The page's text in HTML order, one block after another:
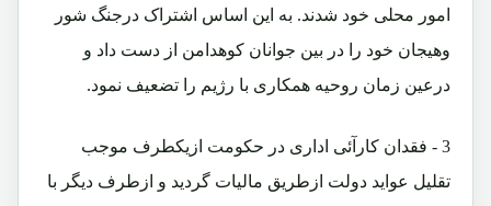
امور محلی خود شدند. به این اساس اشتراک درجنگ شور
وهیجان خود را در بین جوانان کوهدامن از دست داد و
درعین زمان روحیه همکاری با رژیم را تضعیف نمود.
3 - فقدان کارآئی اداری در حکومت ازیکطرف موجب
تقلیل عواید دولت ازطریق مالیات گردید و ازطرف دیگر با